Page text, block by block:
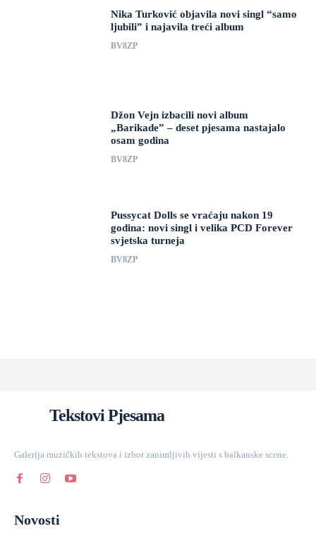
Nika Turković objavila novi singl “samo
ljubili” i najavila treći album
BV8ZP
Džon Vejn izbacili novi album
„Barikade” – deset pjesama nastajalo
osam godina
BV8ZP
Pussycat Dolls se vraćaju nakon 19
godina: novi singl i velika PCD Forever
svjetska turneja
BV8ZP
Tekstovi Pjesama
Galerija muzičkih tekstova i izbor zanimljivih vijesti s balkanske scene.
Novosti